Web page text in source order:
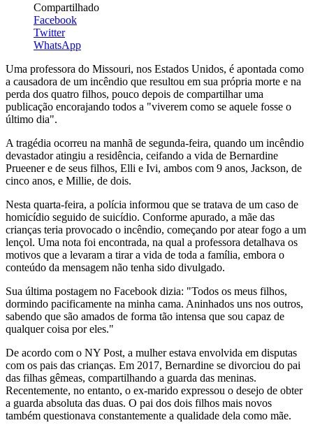
Compartilhado
Facebook
Twitter
WhatsApp
Uma professora do Missouri, nos Estados Unidos, é apontada como
a causadora de um incêndio que resultou em sua própria morte e na
perda dos quatro filhos, pouco depois de compartilhar uma
publicação encorajando todos a "viverem como se aquele fosse o
último dia".
A tragédia ocorreu na manhã de segunda-feira, quando um incêndio
devastador atingiu a residência, ceifando a vida de Bernardine
Prueener e de seus filhos, Elli e Ivi, ambos com 9 anos, Jackson, de
cinco anos, e Millie, de dois.
Nesta quarta-feira, a polícia informou que se tratava de um caso de
homicídio seguido de suicídio. Conforme apurado, a mãe das
crianças teria provocado o incêndio, começando por atear fogo a um
lençol. Uma nota foi encontrada, na qual a professora detalhava os
motivos que a levaram a tirar a vida de toda a família, embora o
conteúdo da mensagem não tenha sido divulgado.
Sua última postagem no Facebook dizia: "Todos os meus filhos,
dormindo pacificamente na minha cama. Aninhados uns nos outros,
sabendo que são amados de forma tão intensa que sou capaz de
qualquer coisa por eles."
De acordo com o NY Post, a mulher estava envolvida em disputas
com os pais das crianças. Em 2017, Bernardine se divorciou do pai
das filhas gêmeas, compartilhando a guarda das meninas.
Recentemente, no entanto, o ex-marido expressou o desejo de obter
a guarda absoluta das duas. O pai dos dois filhos mais novos
também questionava constantemente a qualidade dela como mãe.